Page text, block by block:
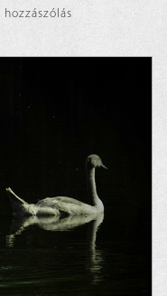
hozzászólás